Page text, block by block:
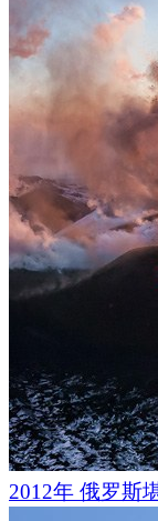
如果您问任何人
平均而言，每天有
大城市一样，洛杉
2012年 俄罗斯